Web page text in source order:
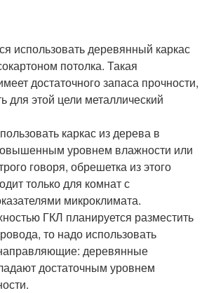
использовать деревянный каркас
потолка. Такая
достаточного запаса прочности,
для этой цели металлический
каркас из дерева в
уровнем влажности или
говоря, обрешетка из этого
только для комнат с
микроклимата.
ГКЛ планируется разместить
то надо использовать
деревянные
достаточным уровнем